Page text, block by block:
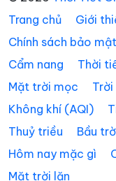
Xã Dur Kmăl
Xã Ea Bung
Xã Ea Drông
Xã Ea Khăl
Xã Ea Kly
Trang chủ
Giới
Chính sách bảo mật
Cẩm nang
Thời
Mặt trời mọc
Trời
Không khí (AQI)
Thuỷ triều
Bầu
Hôm nay mặc gì
Mặt trời lặn